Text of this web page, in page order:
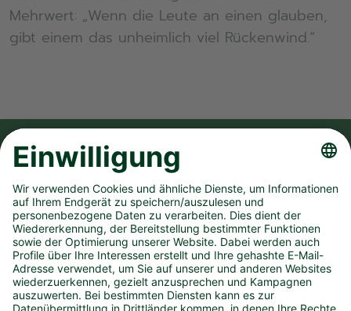
Mehrwert: „Wenn die Leute an einen glauben,
gibt einem das unheimlich viel Rückenwind.“
FOLGE UNS AUF
UNSER UNTERNEHMEN
SPIELANGEBOT
PRESSEMATERIAL